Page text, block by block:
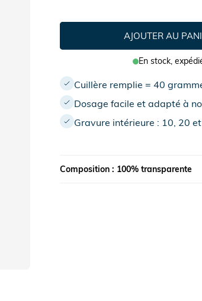
AJOUTER AU
En stock,
Cuillère remplie = 40
Dosage facile et adapté à
Gravure intérieure : 10, 20
Composition : 100% transparente